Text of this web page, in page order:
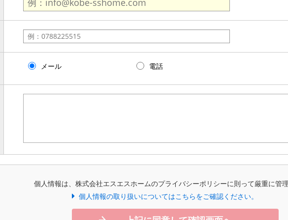
メール 電話
個人情報は、株式会社エスエスホームのプライバシーポリシーに則って厳重に管理
個人情報の取り扱いについてはこちらをご確認ください。